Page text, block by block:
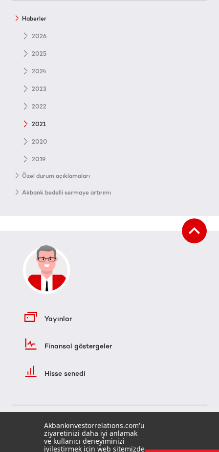
Haberler
2026
2025
2024
2023
2022
2021
2020
2019
Özel durum açıklamaları
Akbank bedelli sermaye artırımı
Yayınlar
Finansal göstergeler
Hisse senedi
Akbankinvestorrelations.com'u
ziyaretinizi daha iyi anlamak
ve kullanıcı deneyiminizi
iyileştirmek için web sitemizde